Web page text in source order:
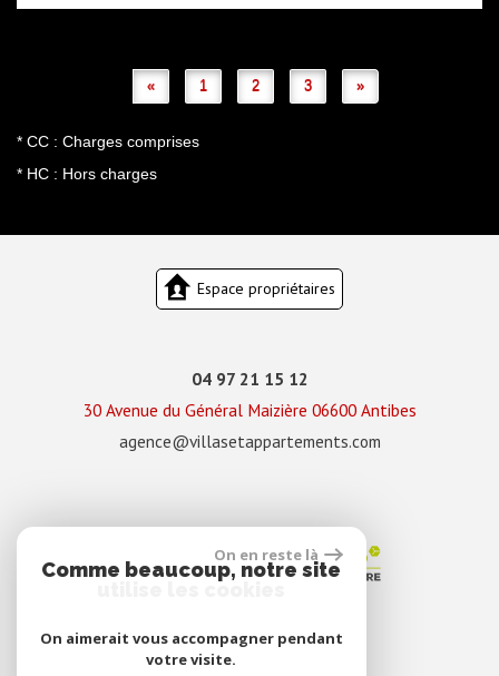
« 1 2 3 »
* CC : Charges comprises
* HC : Hors charges
Espace propriétaires
04 97 21 15 12
30 Avenue du Général Maizière 06600 Antibes
agence@villasetappartements.com
On en reste là
Comme beaucoup, notre site
On aimerait vous accompagner pendant
votre visite.